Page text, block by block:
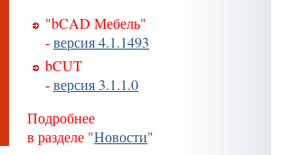
"bCAD Мебель"
-версия 4.1.1493
bCUT
-версия 3.1.1.0
Подробнее
в разделе "Новости"